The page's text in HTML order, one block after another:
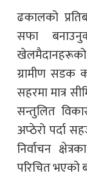
ढकालको
सफा
खेलमैदानहरूको
ग्रामीण सडक
सहरमा मात्र
सन्तुलित
अप्ठेरो पर्दा
निर्वाचन
परिचित भएको